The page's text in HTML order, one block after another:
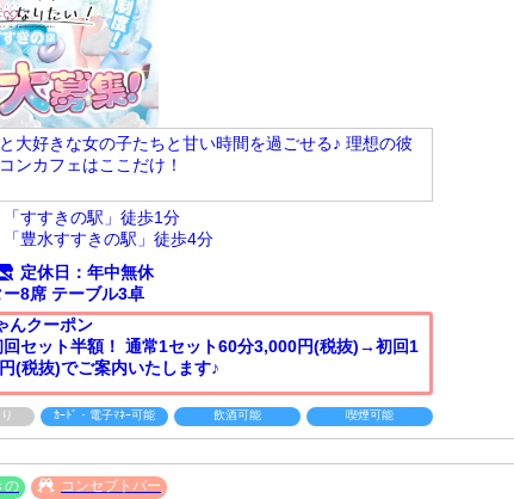
大好きな女の子たちと甘い時間を過ごせる♪ 理想の彼
ンカフェはここだけ！
「すすきの駅」徒歩1分
「豊水すすきの駅」徒歩4分
定休日：年中無休
8席 テーブル3卓
んクーポン
セット半額！ 通常1セット60分3,000円(税抜)→初回1
(税抜)でご案内いたします♪
ｶｰﾄﾞ・電子ﾏﾈｰ可能 飲酒可能 喫煙可能
の コンセプトバー